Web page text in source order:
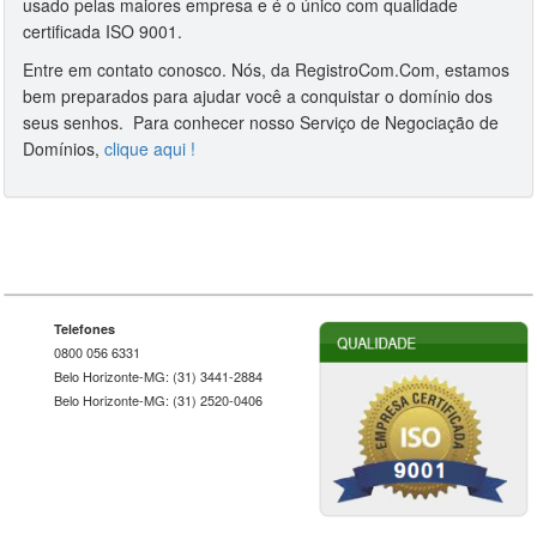
usado pelas maiores empresa e é o único com qualidade
certificada ISO 9001.
Entre em contato conosco. Nós, da RegistroCom.Com, estamos
bem preparados para ajudar você a conquistar o domínio dos
seus senhos. Para conhecer nosso Serviço de Negociação de
Domínios, clique aqui !
Telefones
0800 056 6331
Belo Horizonte-MG: (31) 3441-2884
Belo Horizonte-MG: (31) 2520-0406